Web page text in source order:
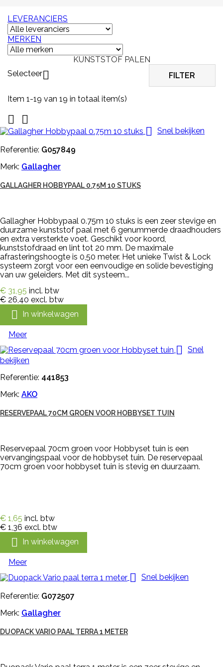
LEVERANCIERS
MERKEN
KUNSTSTOF PALEN
Selecteer FILTER
Item 1-19 van 19 in totaal item(s)


 Snel bekijken
Referentie: G057849
Merk: Gallagher
GALLAGHER HOBBYPAAL 0.75M 10 STUKS
Gallagher Hobbypaal 0.75m 10 stuks is een zeer stevige en
duurzame kunststof paal met 6 genummerde draadhouders
en extra versterkte voet. Geschikt voor koord,
kunststofdraad en lint tot 20 mm. De maximale
afrasteringshoogte is 0,50 meter. Het unieke Twist & Lock
systeem zorgt voor een eenvoudige en solide bevestiging
van uw geleiders. Met dit systeem...
€ 31,95 incl. btw
€ 26,40 excl. btw
 In winkelwagen
Meer
 Snel
bekijken
Referentie: 441853
Merk: AKO
RESERVEPAAL 70CM GROEN VOOR HOBBYSET TUIN
Reservepaal 70cm groen voor Hobbyset tuin is een
vervangingspaal voor de hobbyset tuin. De reservepaal
70cm groen voor hobbyset tuin is stevig en duurzaam.
€ 1,65 incl. btw
€ 1,36 excl. btw
 In winkelwagen
Meer
 Snel bekijken
Referentie: G072507
Merk: Gallagher
DUOPACK VARIO PAAL TERRA 1 METER